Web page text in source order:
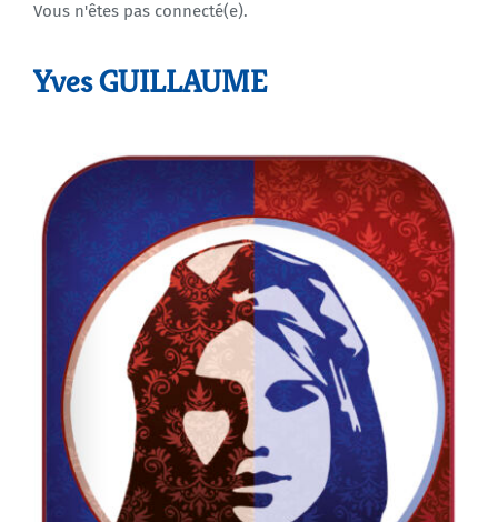
Agenda
Vous n'êtes pas connecté(e).
Yves GUILLAUME